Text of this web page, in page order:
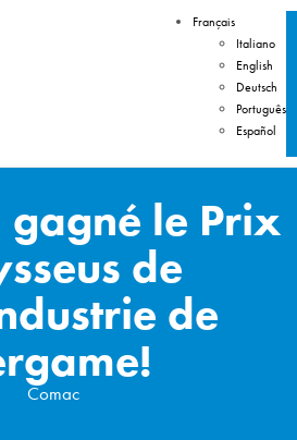
Français
Italiano
English
Deutsch
Português
Español
gagné le Prix
de
de
Comac